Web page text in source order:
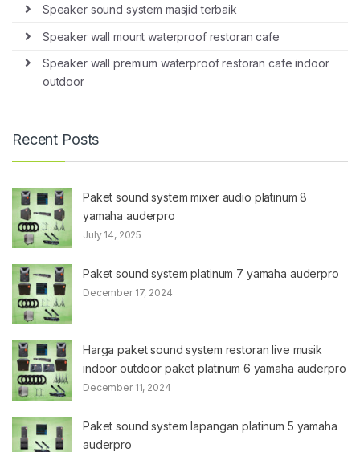
Speaker sound system masjid terbaik
Speaker wall mount waterproof restoran cafe
Speaker wall premium waterproof restoran cafe indoor
outdoor
Recent Posts
Paket sound system mixer audio platinum 8
yamaha auderpro
July 14, 2025
Paket sound system platinum 7 yamaha auderpro
December 17, 2024
Harga paket sound system restoran live musik
indoor outdoor paket platinum 6 yamaha auderpro
December 11, 2024
Paket sound system lapangan platinum 5 yamaha
auderpro